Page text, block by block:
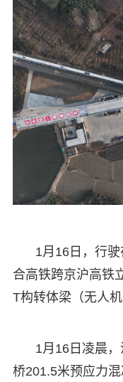
1月16日，行
合高铁跨京沪高铁
T构转体梁（无人机
1月16日凌晨
桥201.5米预应力